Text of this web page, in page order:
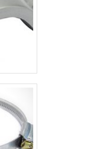
de alta
as
e
leito
com
eficientes
destaque
Piralux se
Soluções
Amplo